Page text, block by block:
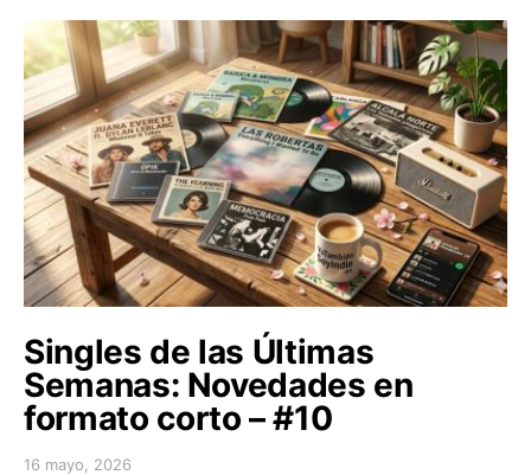
Singles de las Últimas
Semanas: Novedades en
formato corto – #10
16 mayo, 2026